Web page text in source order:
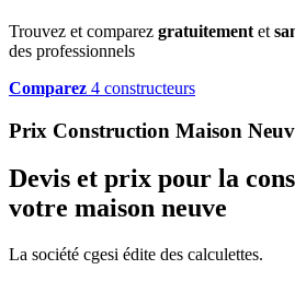
Trouvez et comparez gratuitement et
des professionnels
Comparez 4 constructeurs
Prix Construction Maison
Devis et prix pour la
votre maison neuve
La société cgesi édite des calculettes.